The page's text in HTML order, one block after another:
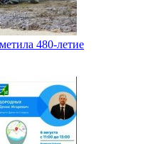
480-летие